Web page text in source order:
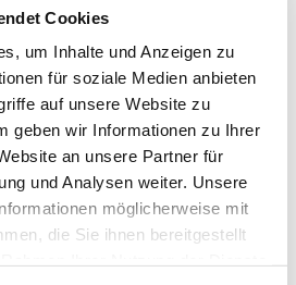
Cookies
um Inhalte und Anzeigen zu
für soziale Medien anbieten
auf unsere Website zu
geben wir Informationen zu Ihrer
an unsere Partner für
und Analysen weiter. Unsere
möglicherweise mit
die Sie ihnen bereitgestellt
&